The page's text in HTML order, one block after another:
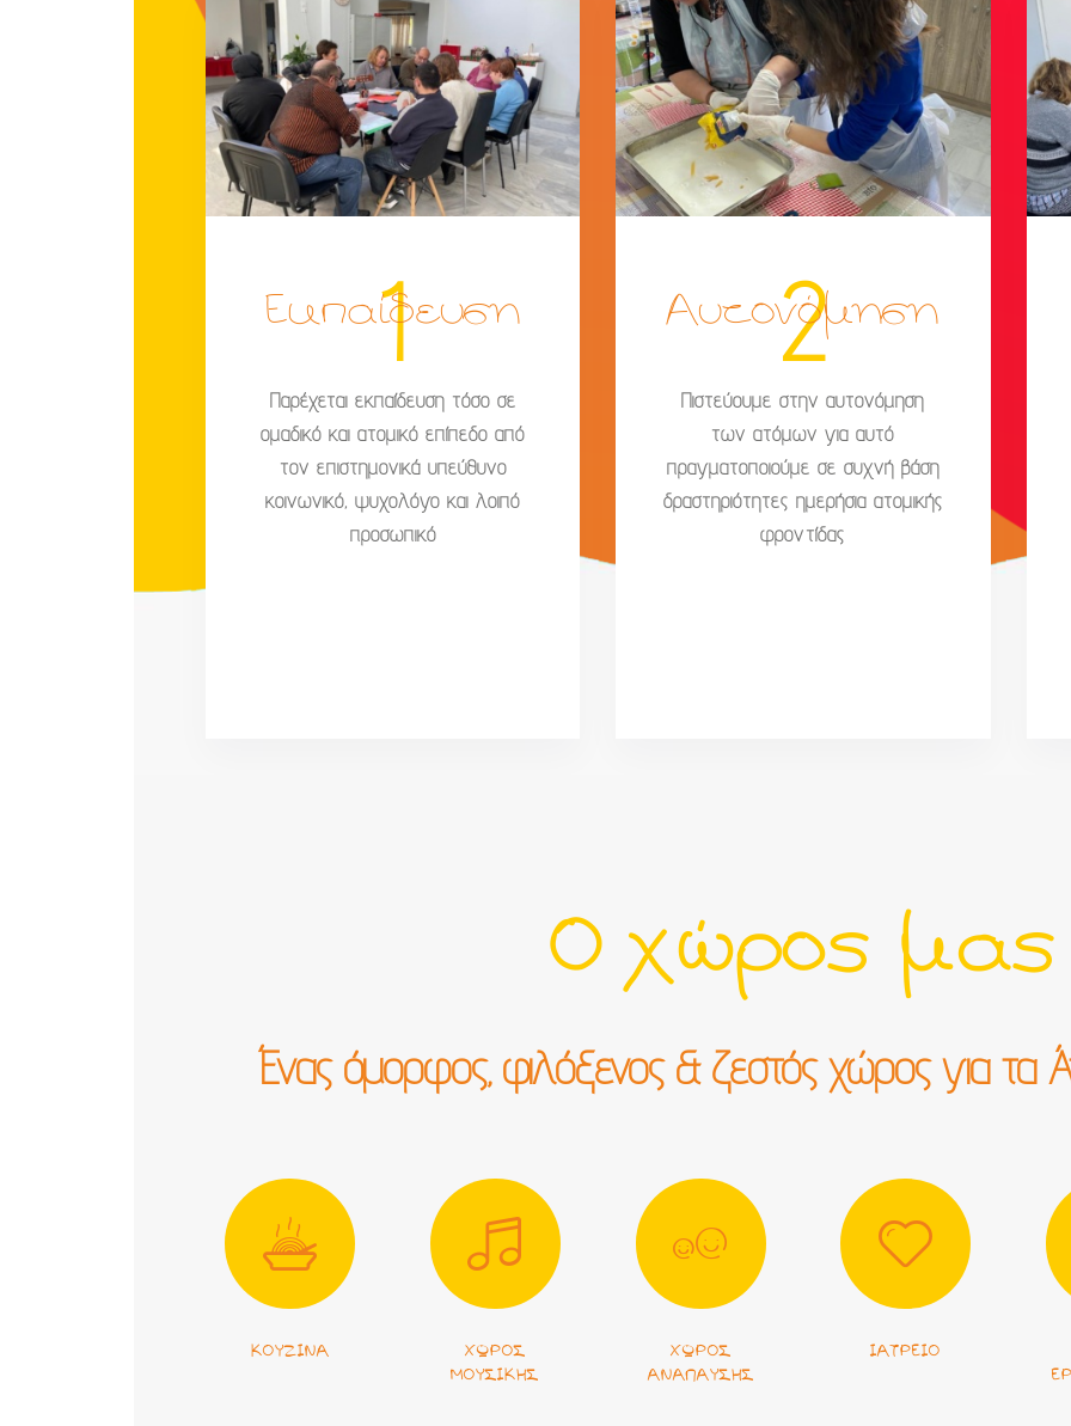
1
Εκπαίδευση
Παρέχεται εκπαίδευση τόσο σε
ομαδικό και ατομικό επίπεδο από
τον επιστημονικά υπεύθυνο
κοινωνικό, ψυχολόγο και λοιπό
προσωπικό
2
Αυτονόμηση
Πιστεύουμε στην αυτονόμηση
των ατόμων για αυτό
πραγματοποιούμε σε συχνή βάση
δραστηριότητες ημερήσια ατομικής
φροντίδας
Ο χώρος μας
Ένας όμορφος, φιλόξενος & ζεστός χώρος για τα
ΚΟΥΖΊΝΑ
ΧΏΡΟΣ
ΜΟΥΣΙΚΉΣ
ΧΏΡΟΣ
ΑΝΆΠΑΥΣΗΣ
ΙΑΤΡΕΊΟ